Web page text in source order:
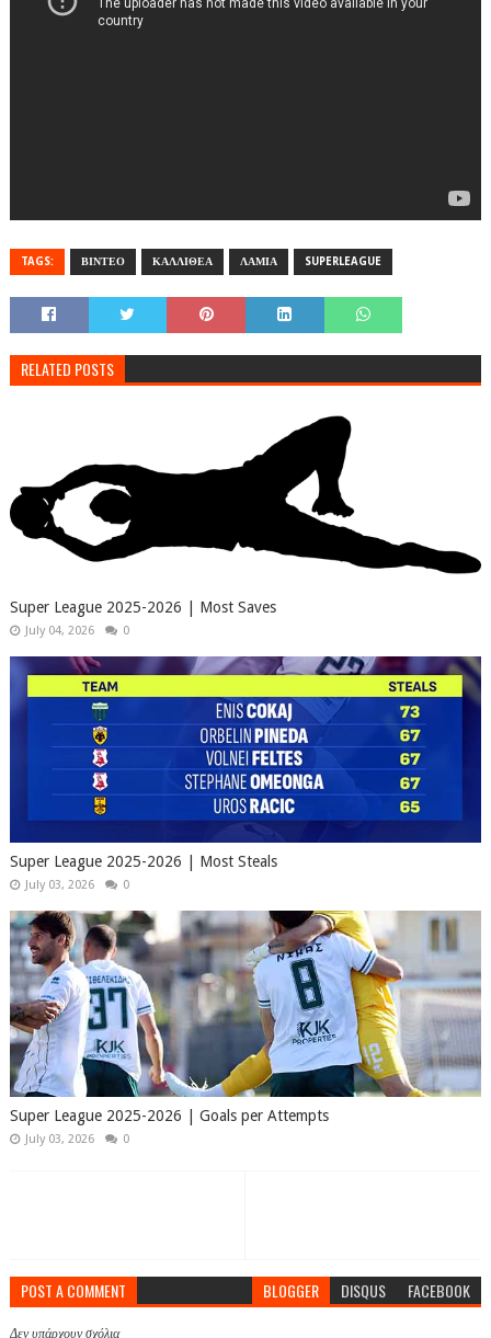
TAGS: ΒΙΝΤΕΟ ΚΑΛΛΙΘΕΑ ΛΑΜΙΑ SUPERLEAGUE
RELATED POSTS
Super League 2025-2026 | Most Saves
July 04, 2026 0
Super League 2025-2026 | Most Steals
July 03, 2026 0
Super League 2025-2026 | Goals per Attempts
July 03, 2026 0
POST A COMMENT BLOGGER DISQUS FACEBOOK
Δεν υπάρχουν σχόλια